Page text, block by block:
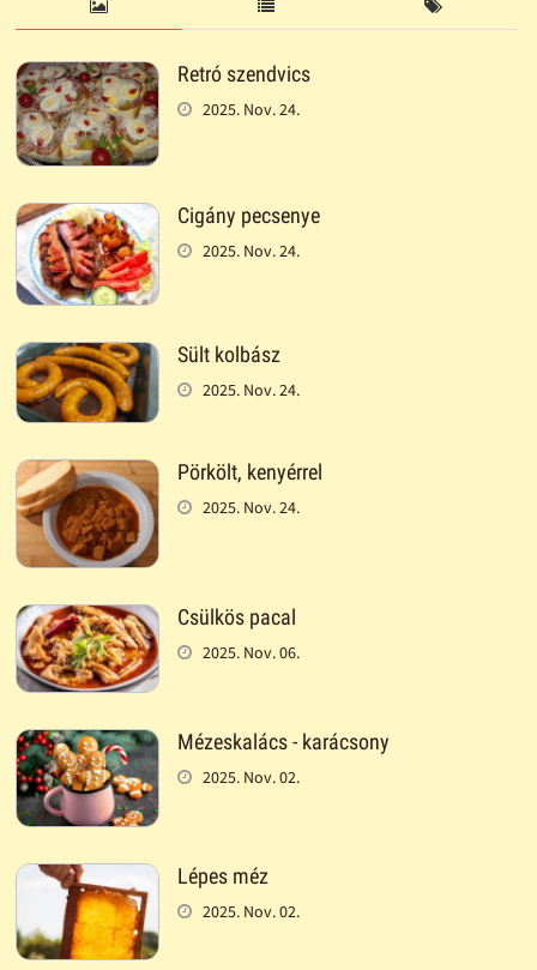
Retró szendvics
2025. Nov. 24.
Cigány pecsenye
2025. Nov. 24.
Sült kolbász
2025. Nov. 24.
Pörkölt, kenyérrel
2025. Nov. 24.
Csülkös pacal
2025. Nov. 06.
Mézeskalács - karácsony
2025. Nov. 02.
Lépes méz
2025. Nov. 02.